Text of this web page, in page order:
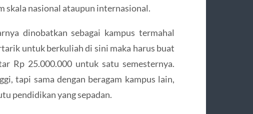
skala nasional ataupun internasional.
dinobatkan sebagai kampus termahal
untuk berkuliah di sini maka harus buat
Rp 25.000.000 untuk satu semesternya.
tapi sama dengan beragam kampus lain,
pendidikan yang sepadan.